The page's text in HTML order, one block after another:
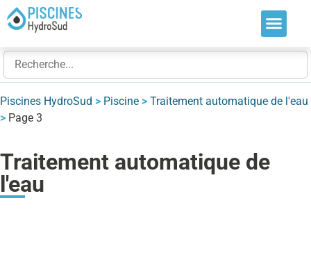
Piscines HydroSud > Piscine > Traitement automatique de l'eau
> Page 3
Traitement automatique de
l'eau